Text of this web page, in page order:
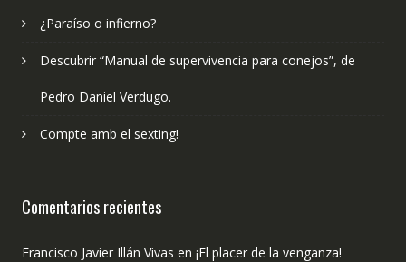
¿Paraíso o infierno?
Descubrir “Manual de supervivencia para conejos”, de
Pedro Daniel Verdugo.
Compte amb el sexting!
Comentarios recientes
Francisco Javier Illán Vivas en ¡El placer de la venganza!